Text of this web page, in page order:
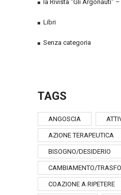
la Rivista "Gli Argonauti"
Libri
Senza categoria
TAGS
ANGOSCIA
AZIONE TERAPEUTICA
BISOGNO/DESIDERIO
CAMBIAMENTO/
COAZIONE A RIPETERE